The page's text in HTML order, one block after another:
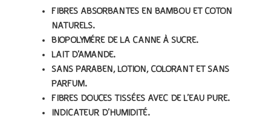
FIBRES ABSORBANTES EN BAMBOU ET COTON
NATURELS.
BIOPOLYMÉRE DE LA CANNE À SUCRE.
LAIT D’AMANDE.
SANS PARABEN, LOTION, COLORANT ET SANS
PARFUM.
FIBRES DOUCES TISSÉES AVEC DE L’EAU PURE.
INDICATEUR D’HUMIDITÉ.